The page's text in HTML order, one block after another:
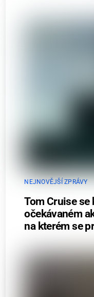
NEJNOVĚJŠÍ ZPRÁVY
Tom Cruise
očekávaném
na kterém se